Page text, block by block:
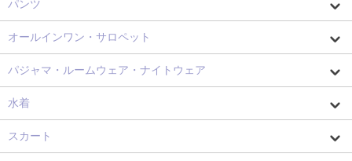
パンツ
オールインワン・サロペット
パジャマ・ルームウェア・ナイトウェア
水着
スカート